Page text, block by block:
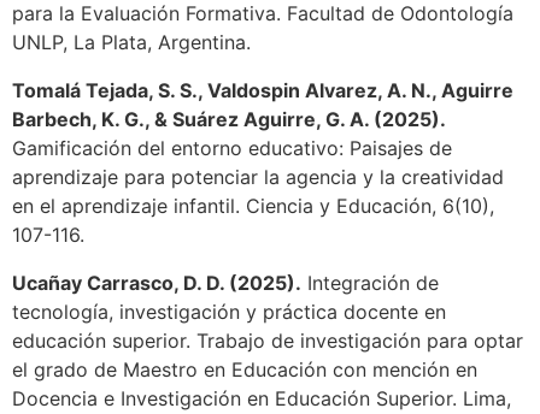
para la Evaluación Formativa. Facultad de Odontología
UNLP, La Plata, Argentina.
Tomalá Tejada, S. S., Valdospin Alvarez, A. N., Aguirre
Barbech, K. G., & Suárez Aguirre, G. A. (2025).
Gamificación del entorno educativo: Paisajes de
aprendizaje para potenciar la agencia y la creatividad
en el aprendizaje infantil. Ciencia y Educación, 6(10),
107-116.
Ucañay Carrasco, D. D. (2025). Integración de
tecnología, investigación y práctica docente en
educación superior. Trabajo de investigación para optar
el grado de Maestro en Educación con mención en
Docencia e Investigación en Educación Superior. Lima,